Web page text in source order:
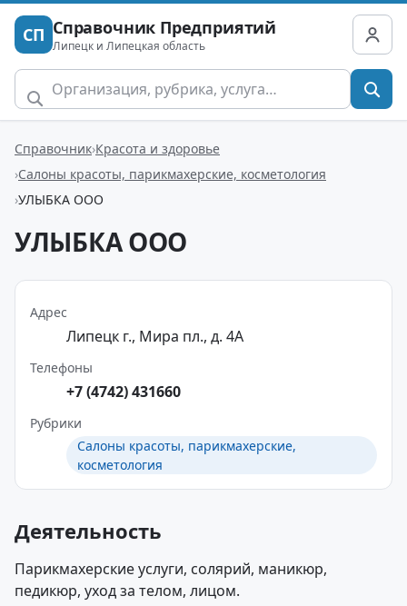
СП Справочник Предприятий
Липецк и Липецкая область
Справочник Красота и здоровье
Салоны красоты, парикмахерские, косметология
УЛЫБКА ООО
УЛЫБКА ООО
Адрес
Липецк г., Мира пл., д. 4А
Телефоны
+7 (4742) 431660
Рубрики
Салоны красоты, парикмахерские,
косметология
Деятельность
Парикмахерские услуги, солярий, маникюр,
педикюр, уход за телом, лицом.